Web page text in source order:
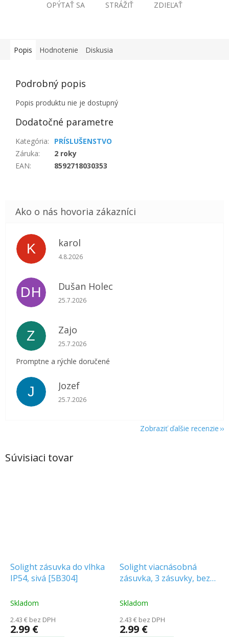
OPÝTAŤ SA STRÁŽIŤ ZDIEĽAŤ
Súvisiaci tovar
Solight zásuvka do vlhka
IP54, sivá [5B304]
Skladom
2.43 € bez DPH
2.99 €
Solight viacnásobná
zásuvka, 3 zásuvky, bez
Skladom
2.43 € bez DPH
2.99 €
Popis Hodnotenie Diskusia
Podrobný popis
Popis produktu nie je dostupný
Dodatočné parametre
Kategória:
PRÍSLUŠENSTVO
Záruka:
2 roky
EAN: 8592718030353
K karol
Hodnotenie obchodu je 5 z 5 hviezdičiek.
4.8.2026
DH Dušan Holec
Hodnotenie obchodu je 5 z 5 hviezdičiek.
25.7.2026
Z Zajo
Hodnotenie obchodu je 5 z 5 hviezdičiek.
25.7.2026
Promptne a rýchle doručené
J Jozef
Hodnotenie obchodu je 5 z 5 hviezdičiek.
25.7.2026
Zobraziť ďalšie recenzie